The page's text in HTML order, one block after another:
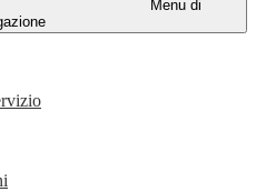
Menu di